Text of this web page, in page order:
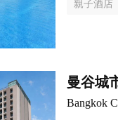
親子酒店
曼谷城
Bangkok